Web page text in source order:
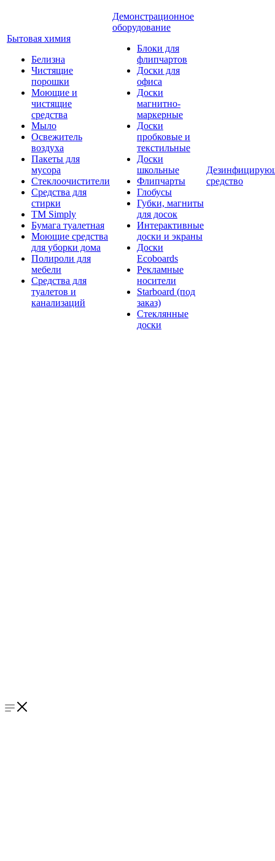
Бытовая химия
Белизна
Чистящие
порошки
Моющие и
чистящие
средства
Мыло
Освежитель
воздуха
Пакеты для
мусора
Стеклоочистители
Средства для
стирки
TM Simply
Бумага туалетная
Моющие средства
для уборки дома
Полироли для
мебели
Средства для
туалетов и
канализаций
Демонстрационное
оборудование
Блоки для
флипчартов
Доски для
офиса
Доски
магнитно-
маркерные
Доски
пробковые и
текстильные
Доски
школьные
Флипчарты
Глобусы
Губки, магниты
для досок
Интерактивные
доски и экраны
Доски
Ecoboards
Рекламные
носители
Starboard (под
заказ)
Стеклянные
доски
средство